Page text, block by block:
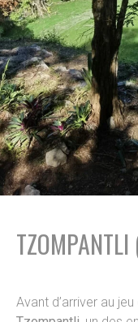
Avant d’arriver au